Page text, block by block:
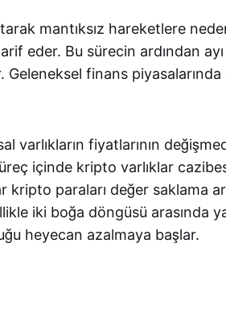
mantıksız hareketlere
eder. Bu sürecin ardından
finans piyasalarında
varlıkların fiyatlarının
içinde kripto varlıklar
kripto paraları değer saklama
iki boğa döngüsü arasında
heyecan azalmaya başlar.